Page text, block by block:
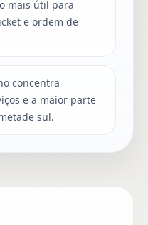
mais útil para
e ordem de
concentra
e a maior parte
sul.